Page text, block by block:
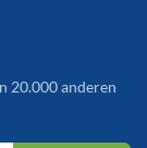
20.000 anderen